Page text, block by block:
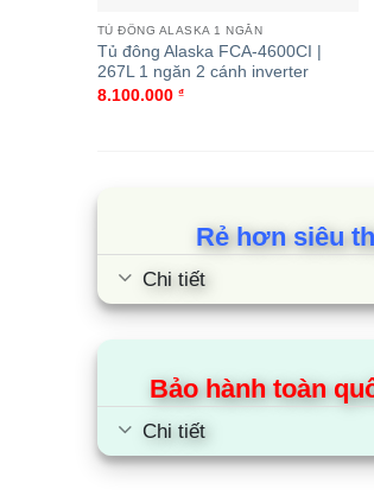
hơn.
Bảo hành lâu dài,
Được bảo hành lên đến 24
TỦ ĐÔNG ALASKA 1 NGĂN
Tủ đông Alaska FCA-4600CI |
267L 1 ngăn 2 cánh inverter
8.100.000 ₫
Rẻ hơn siêu
Chi tiết
Bảo hành toàn
Chi tiết